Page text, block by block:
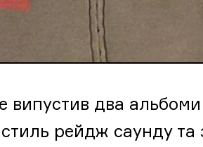
випустив два альбоми
рейдж саунду